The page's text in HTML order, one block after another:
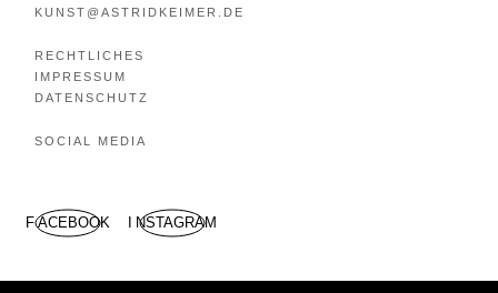
KUNST@ASTRIDKEIMER.DE
RECHTLICHES
IMPRESSUM
DATENSCHUTZ
SOCIAL MEDIA
FACEBOOK INSTAGRAM